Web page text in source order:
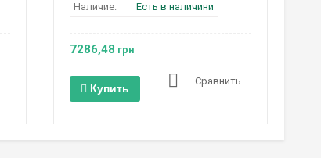
Наличие: Есть в наличини
7286,48 грн
Купить
Сравнить